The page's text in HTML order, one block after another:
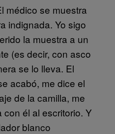
médico se muestra
indignada. Yo sigo
la muestra a un
(es decir, con asco
se lo lleva. El
acabó, me dice el
de la camilla, me
él al escritorio. Y
blanco